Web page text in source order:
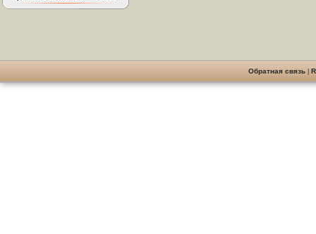
Обратная связь